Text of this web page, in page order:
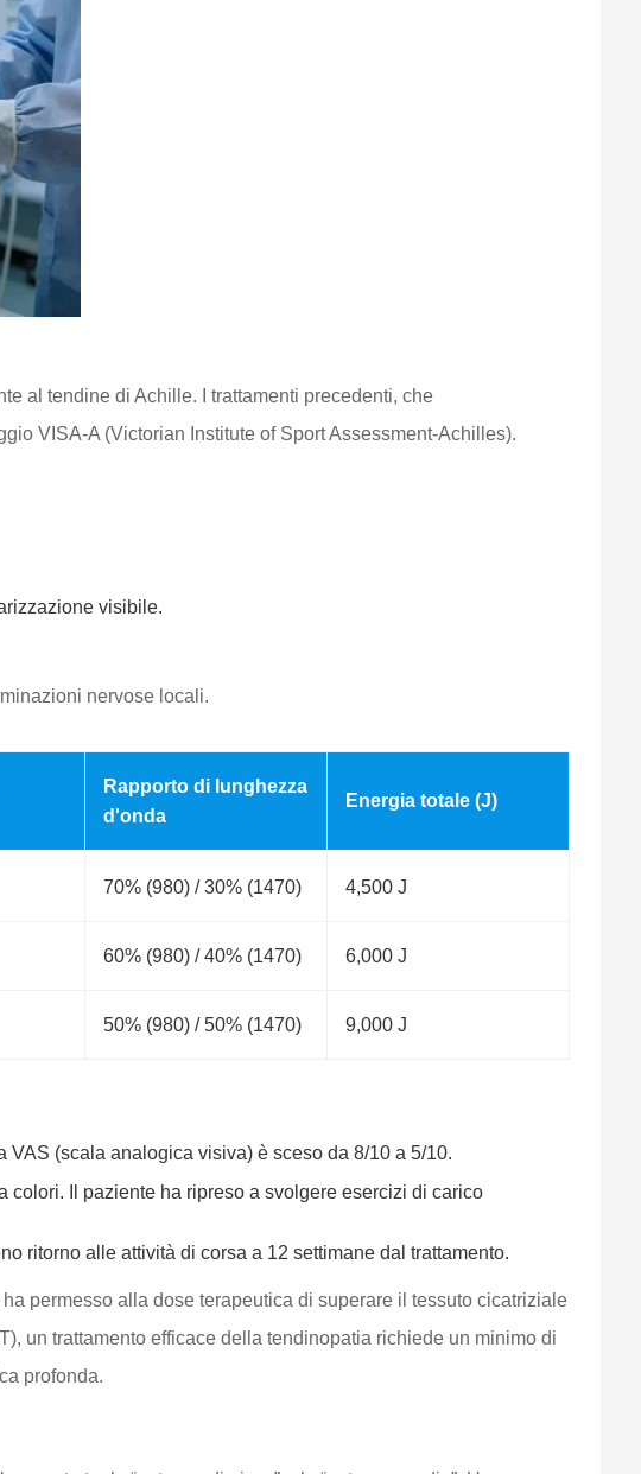
al tendine di Achille. I trattamenti precedenti, che
VISA-A (Victorian Institute of Sport Assessment-Achilles).
visibile.
nervose locali.
Rapporto di lunghezza
d'onda
Energia totale (J)
70% (980) / 30% (1470) 4,500 J
60% (980) / 40% (1470) 6,000 J
50% (980) / 50% (1470) 9,000 J
(scala analogica visiva) è sceso da 8/10 a 5/10.
Il paziente ha ripreso a svolgere esercizi di carico
ritorno alle attività di corsa a 12 settimane dal trattamento.
permesso alla dose terapeutica di superare il tessuto cicatriziale
un trattamento efficace della tendinopatia richiede un minimo di
profonda.